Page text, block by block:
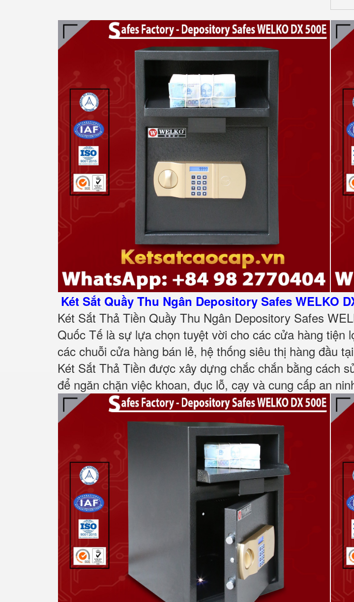
Két Sắt Quầy Thu Ngân Depository Safes WELKO
Két Sắt Thả Tiền Quầy Thu Ngân Depository Safes
Quốc Tế là sự lựa chọn tuyệt vời cho các cửa hàng tiện
các chuỗi cửa hàng bán lẻ, hệ thống siêu thị hàng đầu
Két Sắt Thả Tiền được xây dựng chắc chắn bằng cách
để ngăn chặn việc khoan, đục lỗ, cạy và cung cấp an